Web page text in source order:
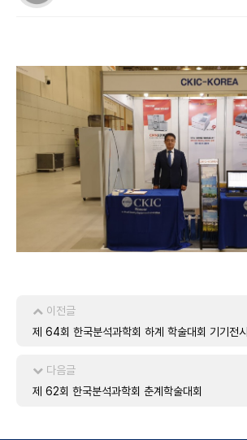
이전글
제 64회 한국분석과학회 하계 학술대회 기기전시
다음글
제 62회 한국분석과학회 춘계학술대회